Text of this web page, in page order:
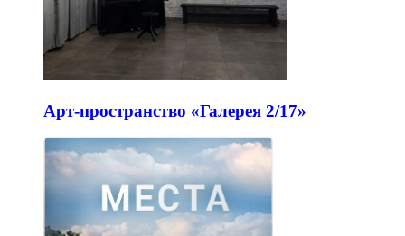
Арт-пространство «Галерея 2/17»